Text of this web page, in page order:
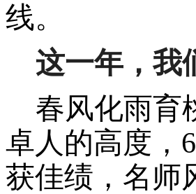
线。
这一年，我
春风化雨育
卓人 的高度 ，
获佳绩，名师